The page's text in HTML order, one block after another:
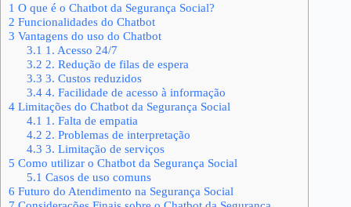
1 O que é o Chatbot da Segurança Social?
2 Funcionalidades do Chatbot
3 Vantagens do uso do Chatbot
3.1 1. Acesso 24/7
3.2 2. Redução de filas de espera
3.3 3. Custos reduzidos
3.44. Facilidade de acesso à informação
4 Limitações do Chatbot da Segurança Social
4.1 1. Falta de empatia
4.2 2. Problemas de interpretação
4.3 3. Limitação de serviços
5 Como utilizar o Chatbot da Segurança Social
5.1 Casos de uso comuns
6 Futuro do Atendimento na Segurança Social